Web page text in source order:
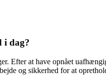
i dag?
Efter at have opnået
og sikkerhed for at